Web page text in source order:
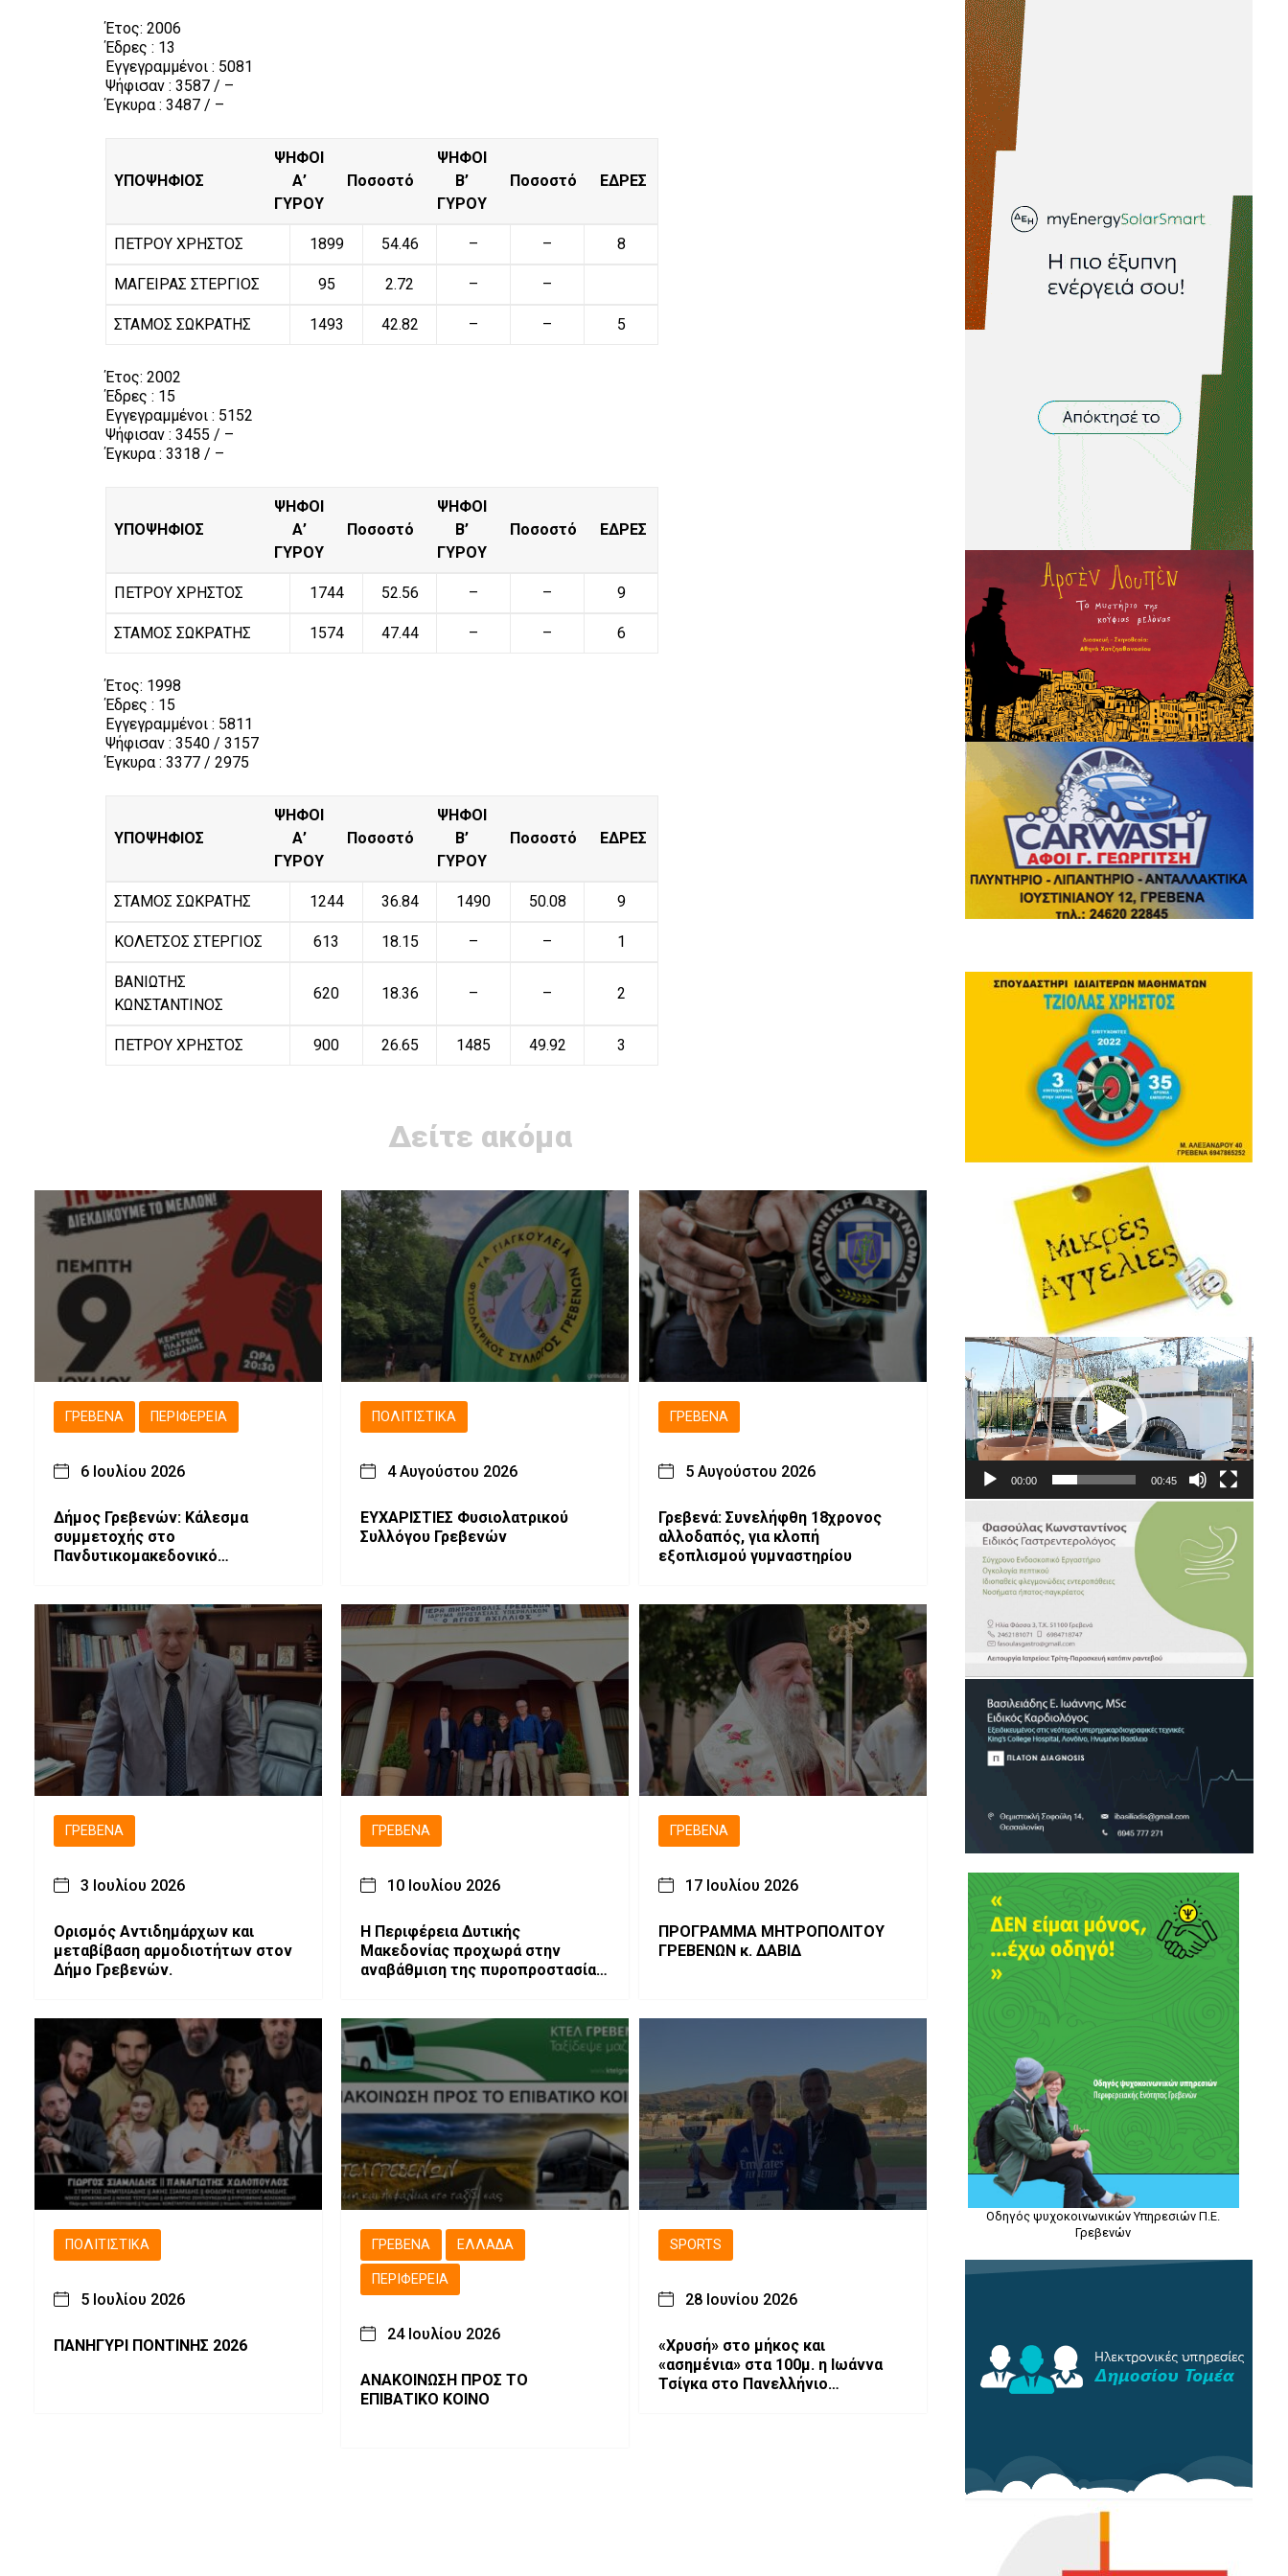
Έτος:2006
Έδρες : 13
Εγγεγραμμένοι : 5081
Ψήφισαν : 3587 / –
Έγκυρα : 3487 / –
ΥΠΟΨΗΦΙΟΣ
ΨΗΦΟΙ
Α’
ΓΥΡΟΥ
Ποσοστό
ΨΗΦΟΙ
Β’
ΓΥΡΟΥ
Ποσοστό ΕΔΡΕΣ
ΠΕΤΡΟΥ ΧΡΗΣΤΟΣ 1899 54.46 – – 8
ΜΑΓΕΙΡΑΣ ΣΤΕΡΓΙΟΣ 95 2.72 – –
ΣΤΑΜΟΣ ΣΩΚΡΑΤΗΣ 1493 42.82 – – 5
Έτος:2002
Έδρες : 15
Εγγεγραμμένοι : 5152
Ψήφισαν : 3455 / –
Έγκυρα : 3318 / –
ΥΠΟΨΗΦΙΟΣ
ΨΗΦΟΙ
Α’
ΓΥΡΟΥ
Ποσοστό
ΨΗΦΟΙ
Β’
ΓΥΡΟΥ
Ποσοστό ΕΔΡΕΣ
ΠΕΤΡΟΥ ΧΡΗΣΤΟΣ 1744 52.56 – – 9
ΣΤΑΜΟΣ ΣΩΚΡΑΤΗΣ 1574 47.44 – – 6
Έτος: 1998
Έδρες : 15
Εγγεγραμμένοι : 5811
Ψήφισαν : 3540 / 3157
Έγκυρα : 3377 / 2975
ΥΠΟΨΗΦΙΟΣ
ΨΗΦΟΙ
Α’
ΓΥΡΟΥ
Ποσοστό
ΨΗΦΟΙ
Β’
ΓΥΡΟΥ
Ποσοστό ΕΔΡΕΣ
ΣΤΑΜΟΣ ΣΩΚΡΑΤΗΣ 1244 36.84 1490 50.08 9
ΚΟΛΕΤΣΟΣ ΣΤΕΡΓΙΟΣ 613 18.15 – – 1
ΒΑΝΙΩΤΗΣ
ΚΩΝΣΤΑΝΤΙΝΟΣ
620 18.36 – – 2
ΠΕΤΡΟΥ ΧΡΗΣΤΟΣ 900 26.65 1485 49.92 3
Δείτε ακόμα
ΓΡΕΒΕΝΆ ΠΕΡΙΦΈΡΕΙΑ
6 Ιουλίου 2026
Δήμος Γρεβενών: Κάλεσμα
συμμετοχής στο
Πανδυτικομακεδονικό
ΠΟΛΙΤΙΣΤΙΚΆ
4 Αυγούστου 2026
ΕΥΧΑΡΙΣΤΙΕΣ Φυσιολατρικού
Συλλόγου Γρεβενών
ΓΡΕΒΕΝΆ
5 Αυγούστου 2026
Γρεβενά: Συνελήφθη 18χρονος
αλλοδαπός, για κλοπή
εξοπλισμού γυμναστηρίου
ΓΡΕΒΕΝΆ
3 Ιουλίου 2026
Ορισμός Αντιδημάρχων και
μεταβίβαση αρμοδιοτήτων στον
Δήμο Γρεβενών.
ΓΡΕΒΕΝΆ
10 Ιουλίου 2026
Η Περιφέρεια Δυτικής
Μακεδονίας προχωρά στην
αναβάθμιση της πυροπροστασίας
Αχίλλιος»
ΓΡΕΒΕΝΆ
17 Ιουλίου 2026
ΠΡΟΓΡΑΜΜΑ ΜΗΤΡΟΠΟΛΙΤΟΥ
ΓΡΕΒΕΝΩΝ κ. ΔΑΒΙΔ
ΠΟΛΙΤΙΣΤΙΚΆ
5 Ιουλίου 2026
ΠΑΝΗΓΥΡΙ ΠΟΝΤΙΝΗΣ 2026
ΓΡΕΒΕΝΆ ΕΛΛΆΔΑ
ΠΕΡΙΦΈΡΕΙΑ
24 Ιουλίου 2026
ΑΝΑΚΟΙΝΩΣΗ ΠΡΟΣ ΤΟ
ΕΠΙΒΑΤΙΚΟ ΚΟΙΝΟ
SPORTS
28 Ιουνίου 2026
«Χρυσή» στο μήκος και
«ασημένια» στα 100μ. η Ιωάννα
Τσίγκα στο Πανελλήνιο
Πρόγραμμα
Αναπαραγωγής
Βίντεο
00:00 00:45
Οδηγός ψυχοκοινωνικών Υπηρεσιών Π.Ε.
Γρεβενών